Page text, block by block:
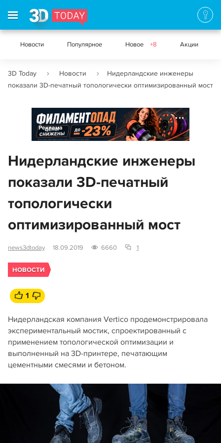
Новости Популярное Новое +8 Акции
3D Today Новости
Нидерландские инженеры
показали 3D-печатный топологически оптимизированный мост
Реклама
Нидерландские инженеры
показали 3D-печатный
топологически
оптимизированный мост
news3dtoday 18.09.2019 6660 1
НОВОСТИ
1
Нидерландская компания Vertico продемонстрировала
экспериментальный мостик, спроектированный с
применением топологической оптимизации и
выполненный на 3D-принтере, печатающим
цементными смесями и бетоном.